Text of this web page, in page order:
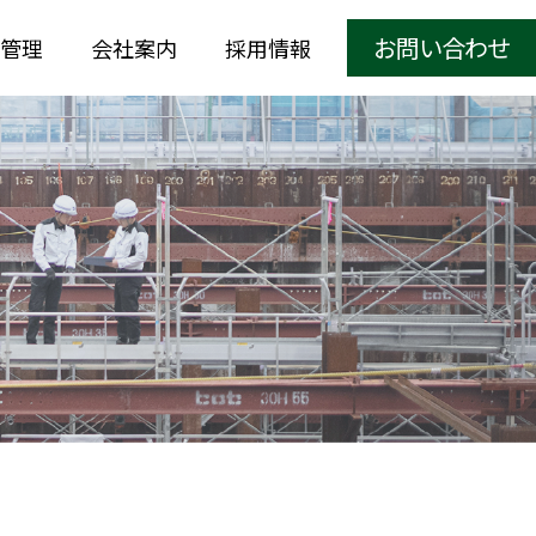
理 会社案内 採用情報 お問い合わせ